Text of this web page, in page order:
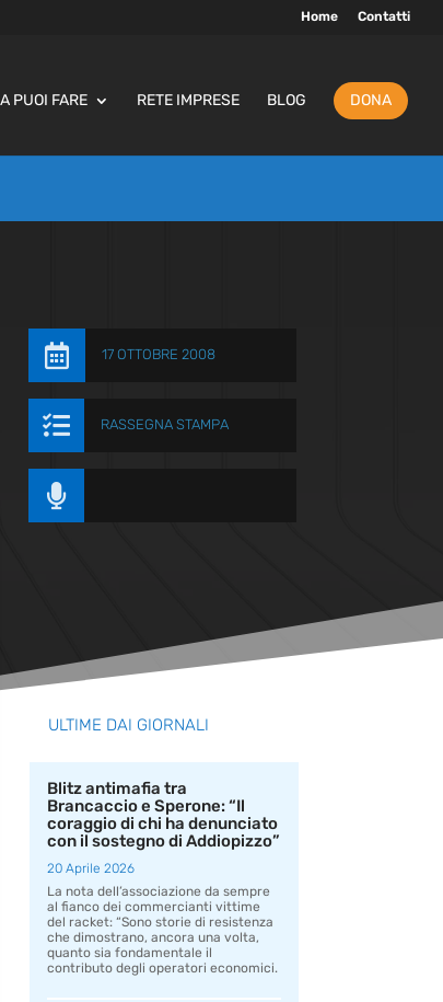
Home Contatti
PUOI FARE RETE IMPRESE BLOG DONA
 17 OTTOBRE 2008
 RASSEGNA STAMPA

ULTIME DAI GIORNALI
Blitz antimafia tra
Brancaccio e Sperone: “Il
coraggio di chi ha denunciato
con il sostegno di Addiopizzo”
20 Aprile 2026
La nota dell’associazione da sempre
al fianco dei commercianti vittime
del racket: “Sono storie di resistenza
che dimostrano, ancora una volta,
quanto sia fondamentale il
contributo degli operatori economici.